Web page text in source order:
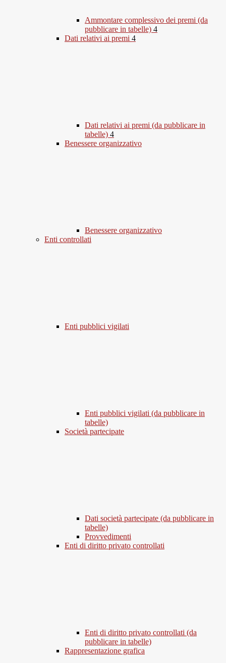
Ammontare complessivo dei premi (da
pubblicare in tabelle) 4
Dati relativi ai premi 4
Dati relativi ai premi (da pubblicare in
tabelle) 4
Benessere organizzativo
Benessere organizzativo
Enti controllati
Enti pubblici vigilati
Enti pubblici vigilati (da pubblicare in
tabelle)
Società partecipate
Dati società partecipate (da pubblicare in
tabelle)
Provvedimenti
Enti di diritto privato controllati
Enti di diritto privato controllati (da
pubblicare in tabelle)
Rappresentazione grafica